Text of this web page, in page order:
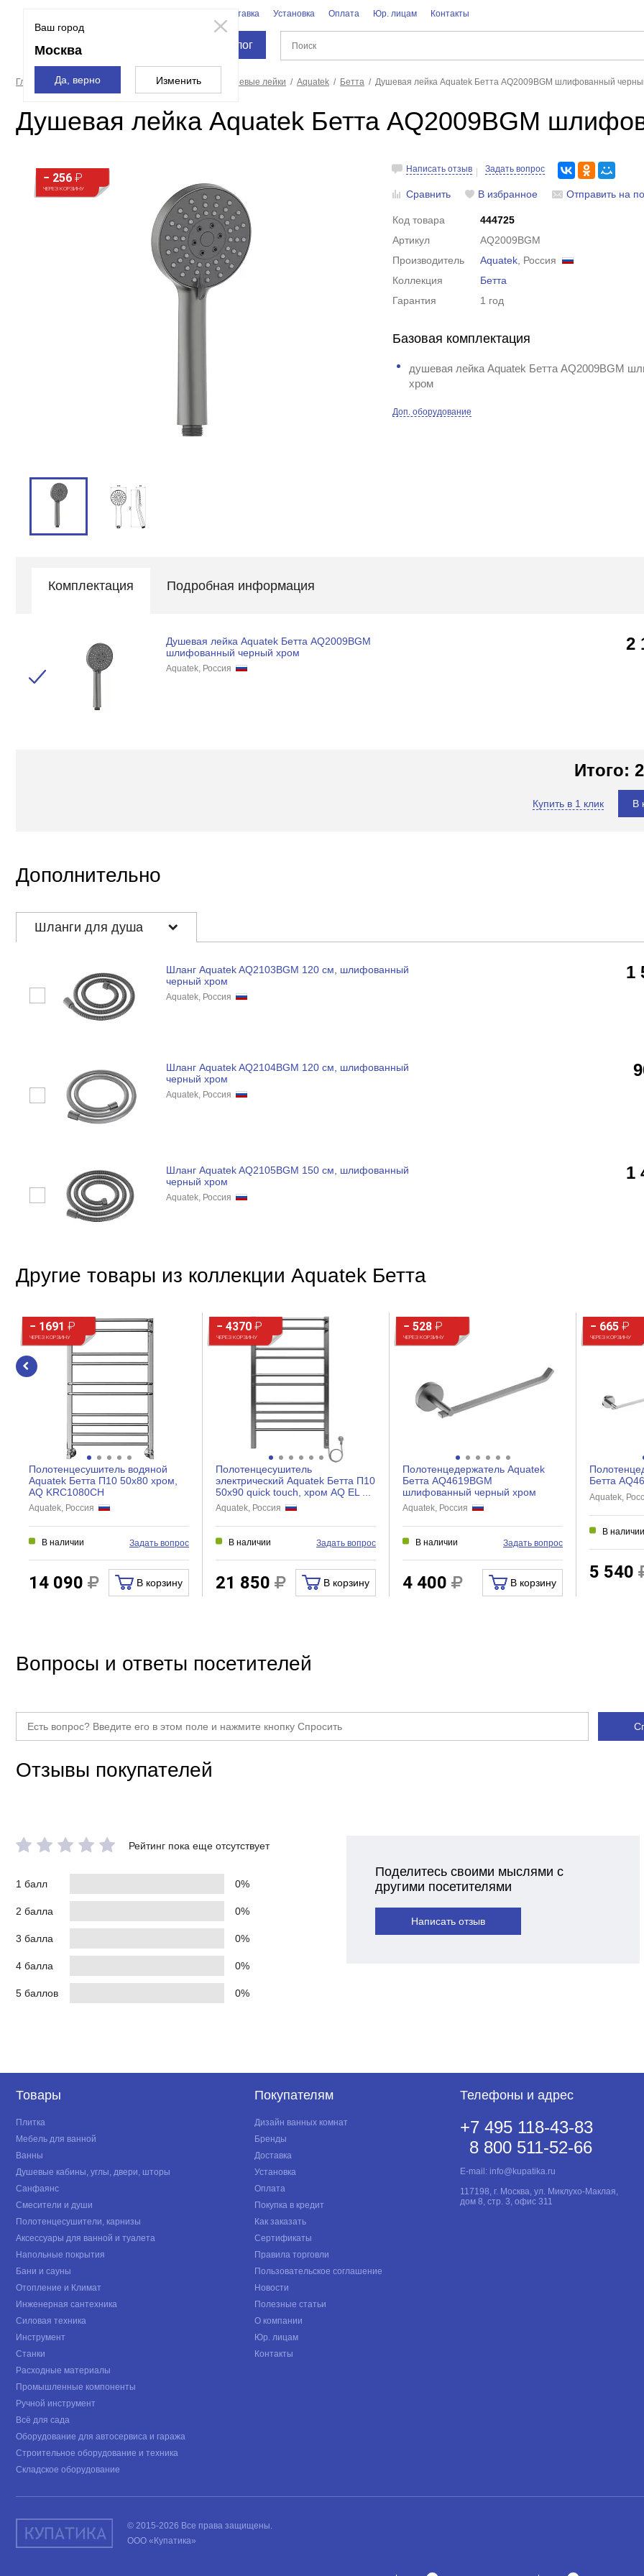
Ваш город
Москва
Да, верно Изменить
Доставка Установка Оплата Юр. лицам Контакты
Каталог
Главная страница Смесители и души Души Душевые лейки Aquatek Бетта Душевая лейка Aquatek Бетта AQ2009BGM шлифованный
Душевая лейка Aquatek Бетта AQ2009BGM
− 256 ₽
ЧЕРЕЗ КОРЗИНУ
Написать отзыв Задать вопрос
Сравнить В избранное Отправить на
Код товара
444725
Артикул
AQ2009BGM
Производитель
Aquatek , Россия
Коллекция
Бетта
Гарантия
1 год
Базовая комплектация
душевая лейка Aquatek Бетта AQ2009BGM
хром
Доп. оборудование
Комплектация Подробная информация
Душевая лейка Aquatek Бетта AQ2009BGM
шлифованный черный хром
Aquatek, Россия
2
Итого:
Купить в 1 клик В
Дополнительно
Шланги для душа
Шланг Aquatek AQ2103BGM 120 см, шлифованный
черный хром
Aquatek, Россия
1
Шланг Aquatek AQ2104BGM 120 см, шлифованный
черный хром
Aquatek, Россия
Шланг Aquatek AQ2105BGM 150 см, шлифованный
черный хром
Aquatek, Россия
1
Другие товары из коллекции Aquatek Бетта
− 1691 ₽
ЧЕРЕЗ КОРЗИНУ
Полотенцесушитель водяной
Aquatek Бетта П10 50x80 хром,
AQ KRC1080CH
Aquatek, Россия
В наличии Задать вопрос
14 090 В корзину
− 4370 ₽
ЧЕРЕЗ КОРЗИНУ
Полотенцесушитель
электрический Aquatek Бетта П10
50x90 quick touch, хром AQ EL ...
Aquatek, Россия
В наличии Задать вопрос
21 850 В корзину
− 528 ₽
ЧЕРЕЗ КОРЗИНУ
Полотенцедержатель Aquatek
Бетта AQ4619BGM
шлифованный черный хром
Aquatek, Россия
В наличии Задать вопрос
4 400 В корзину
− 665 ₽
ЧЕРЕЗ КОРЗИНУ
Бетта
Aquatek,
В наличии
5 540
Вопросы и ответы посетителей
Отзывы покупателей
Рейтинг пока еще отсутствует
1 балл 0%
2 балла 0%
3 балла 0%
4 балла 0%
5 баллов 0%
Поделитесь своими мыслями с
другими посетителями
Написать отзыв
Товары
Плитка
Мебель для ванной
Ванны
Душевые кабины, углы, двери, шторы
Санфаянс
Смесители и души
Полотенцесушители, карнизы
Аксессуары для ванной и туалета
Напольные покрытия
Бани и сауны
Отопление и Климат
Инженерная сантехника
Силовая техника
Инструмент
Станки
Расходные материалы
Промышленные компоненты
Ручной инструмент
Всё для сада
Оборудование для автосервиса и гаража
Строительное оборудование и техника
Складское оборудование
Покупателям
Дизайн ванных комнат
Бренды
Доставка
Установка
Оплата
Покупка в кредит
Как заказать
Сертификаты
Правила торговли
Пользовательское соглашение
Новости
Полезные статьи
О компании
Юр. лицам
Контакты
Телефоны и адрес
+7 495 118-43-83
8 800 511-52-66
E-mail: info@kupatika.ru
117198, г. Москва, ул. Миклухо-Маклая,
дом 8, стр. 3, офис 311
© 2015-2026 Все права защищены.
ООО «Купатика»